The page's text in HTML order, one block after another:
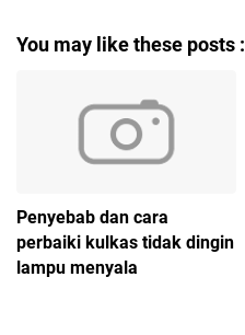
You may like these posts :
Penyebab dan cara
perbaiki kulkas tidak dingin
lampu menyala